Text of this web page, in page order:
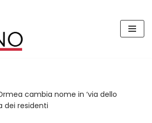
cambia nome in ‘via dello
dei residenti